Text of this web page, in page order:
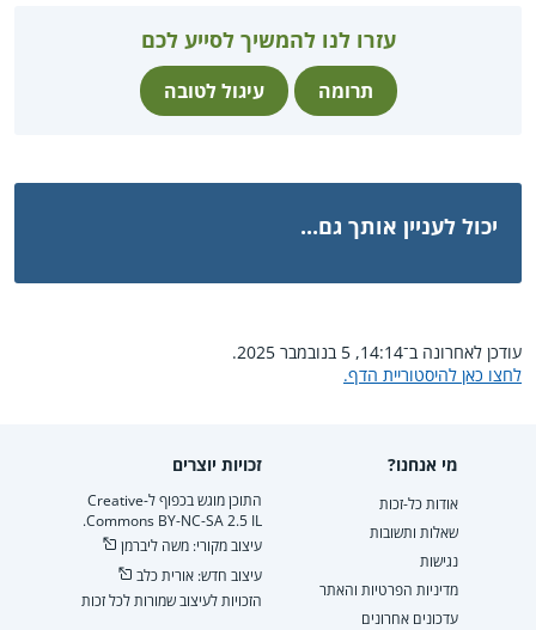
עזרו לנו להמשיך לסייע לכם
תרומה עיגול לטובה
יכול לעניין אותך גם...
עודכן לאחרונה ב־14:14, 5 בנובמבר 2025.
לחצו כאן להיסטוריית הדף.
מי אנחנו?
אודות כל-זכות
שאלות ותשובות
נגישות
מדיניות הפרטיות והאתר
עדכונים אחרונים
זכויות יוצרים
התוכן מוגש בכפוף ל-Creative
Commons BY-NC-SA 2.5 IL.
עיצוב מקורי: משה ליברמן
עיצוב חדש: אורית כלב
הזכויות לעיצוב שמורות לכל זכות